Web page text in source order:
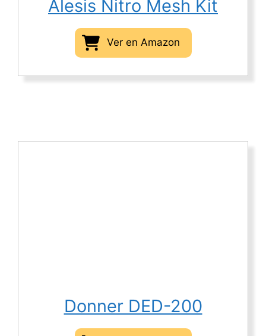
Alesis Nitro Mesh Kit
Ver en Amazon
Donner DED-200